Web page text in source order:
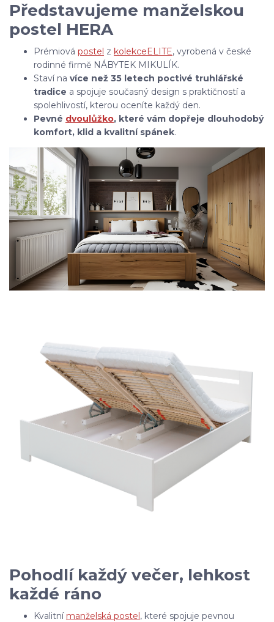
Představujeme manželskou
postel HERA
Prémiová postel z kolekceELITE, vyrobená v české
rodinné firmě NÁBYTEK MIKULÍK.
Staví na více než 35 letech poctivé truhlářské
tradice a spojuje současný design s praktičností a
spolehlivostí, kterou oceníte každý den.
Pevné dvoulůžko, které vám dopřeje dlouhodobý
komfort, klid a kvalitní spánek.
Pohodlí každý večer, lehkost
každé ráno
Kvalitní manželská postel, které spojuje pevnou